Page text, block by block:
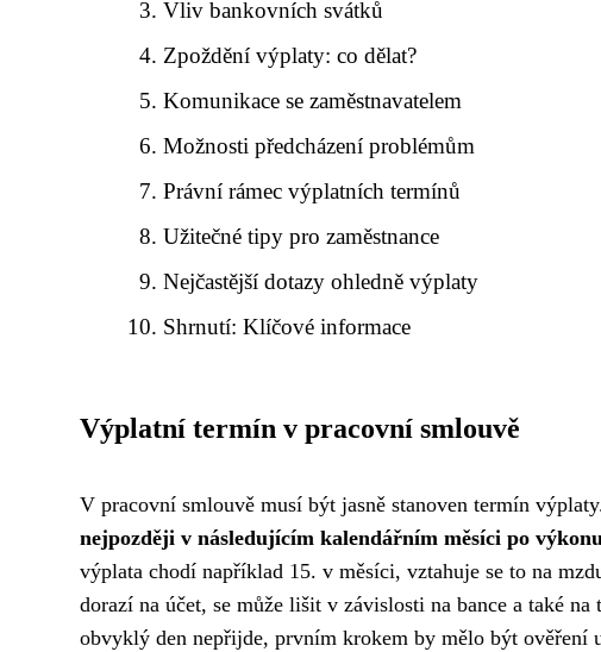
Vliv bankovních svátků
Zpoždění výplaty: co dělat?
Komunikace se zaměstnavatelem
Možnosti předcházení problémům
Právní rámec výplatních termínů
Užitečné tipy pro zaměstnance
Nejčastější dotazy ohledně výplaty
Shrnutí: Klíčové informace
Výplatní termín v pracovní smlouvě
V pracovní smlouvě musí být jasně stanoven termín
nejpozději v následujícím kalendářním měsíci po
výplata chodí například 15. v měsíci, vztahuje se to na
dorazí na účet, se může lišit v závislosti na bance a také
obvyklý den nepřijde, prvním krokem by mělo být ověření